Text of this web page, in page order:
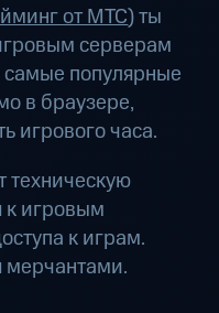
от МТС) ты
серверам
самые популярные
в браузере,
игрового часа.
техническую
к игровым
к играм.
мерчантами.